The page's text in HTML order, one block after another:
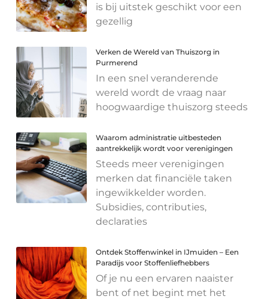
is bij uitstek geschikt voor een
gezellig
Verken de Wereld van Thuiszorg in
Purmerend
In een snel veranderende
wereld wordt de vraag naar
hoogwaardige thuiszorg steeds
Waarom administratie uitbesteden
aantrekkelijk wordt voor verenigingen
Steeds meer verenigingen
merken dat financiële taken
ingewikkelder worden.
Subsidies, contributies,
declaraties
Ontdek Stoffenwinkel in IJmuiden – Een
Paradijs voor Stoffenliefhebbers
Of je nu een ervaren naaister
bent of net begint met het